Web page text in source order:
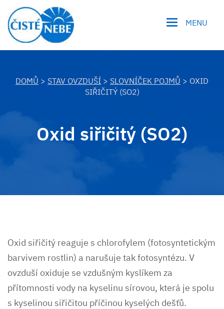
MENU
DOMŮ > STAV OVZDUŠÍ > SLOVNÍČEK POJMŮ > OXID
SIŘIČITÝ (SO2)
Oxid siřičitý (SO2)
Oxid siřičitý reaguje s chlorofylem (fotosyntetickým
barvivem rostlin) a narušuje tak fotosyntézu. V
ovzduší oxiduje se vzdušným kyslíkem za
přítomnosti vody na kyselinu sírovou, která je spolu
s kyselinou siřičitou příčinou kyselých dešťů.